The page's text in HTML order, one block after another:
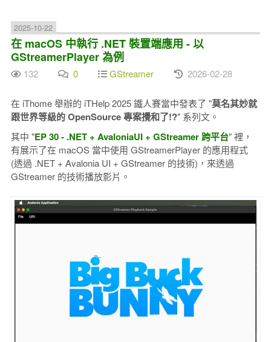
2025-10-22
在 macOS 中執行 .NET 裝置端應用 - 以
GStreamerPlayer 為例
132 0 GStreamer 2026-02-28
在 iThome 舉辦的 iTHelp 2025 鐵人賽當中發表了 "莫名其妙就
跟世界等級的 OpenSource 專案攪和了!?" 系列文。
其中 "EP 30 - .NET + AvaloniaUI + GStreamer 跨平台" 裡，
有展示了在 macOS 當中使用 GStreamerPlayer 的應用程式
(透過 .NET + Avalonia UI + GStreamer 的技術)，來透過
GStreamer 的技術播放影片。